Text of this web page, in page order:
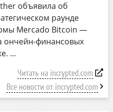
объявила об
раунде
Mercado Bitcoin —
ончейн-финансовых
Читать на incrypted.com
Все новости от incrypted.com